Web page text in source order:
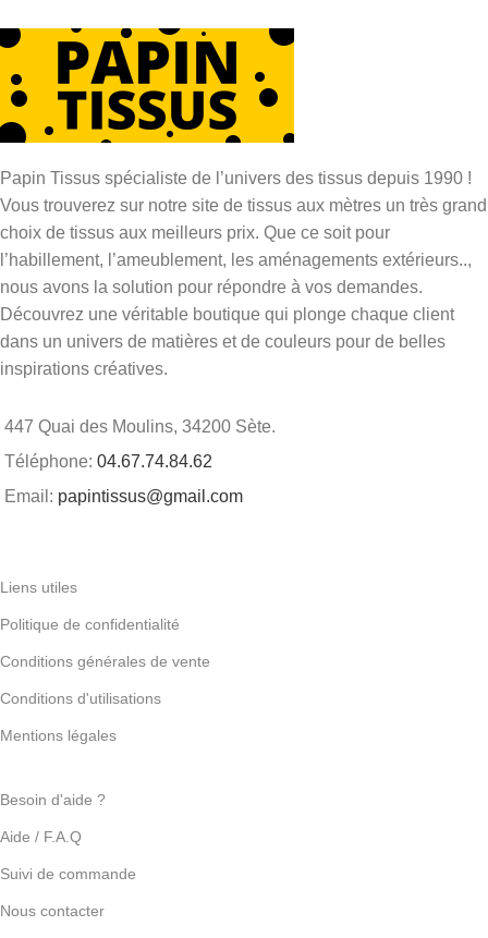
Papin Tissus spécialiste de l’univers des tissus depuis 1990 !
Vous trouverez sur notre site de tissus aux mètres un très grand
choix de tissus aux meilleurs prix. Que ce soit pour
l’habillement, l’ameublement, les aménagements extérieurs..,
nous avons la solution pour répondre à vos demandes.
Découvrez une véritable boutique qui plonge chaque client
dans un univers de matières et de couleurs pour de belles
inspirations créatives.
447 Quai des Moulins, 34200 Sète.
Téléphone: 04.67.74.84.62
Email: papintissus@gmail.com
Liens utiles
Politique de confidentialité
Conditions générales de vente
Conditions d'utilisations
Mentions légales
Besoin d'aide ?
Aide / F.A.Q
Suivi de commande
Nous contacter